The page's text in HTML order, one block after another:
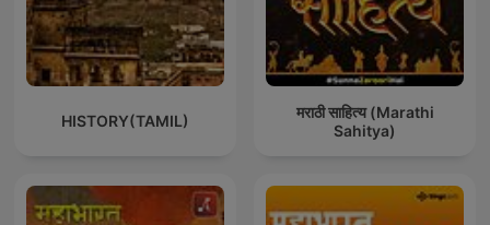
HISTORY(TAMIL)
मराठी साहित्य (Marathi
Sahitya)